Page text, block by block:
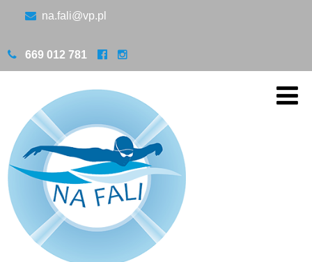
na.fali@vp.pl
669 012 781